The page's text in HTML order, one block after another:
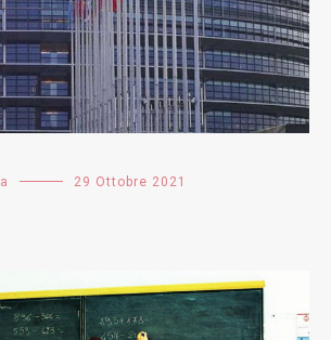
29 Ottobre 2021